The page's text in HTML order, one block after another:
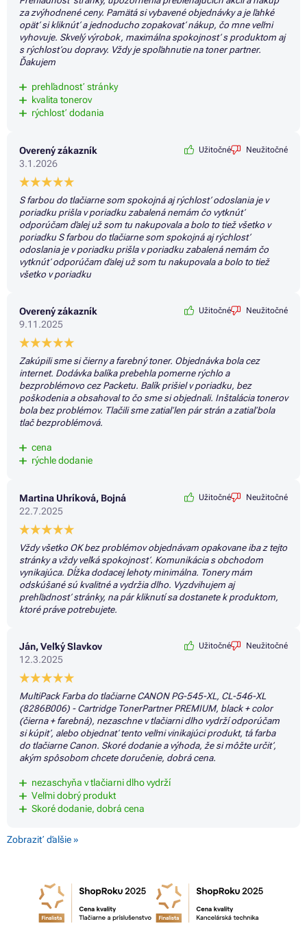
za zvýhodnené ceny. Pamätá si vybavené objednávky a je ľahké
opäť si kliknúť a jednoducho zopakovať nákup, čo mne veľmi
vyhovuje. Skvelý výrobok, maximálna spokojnosť s produktom aj
s rýchlosťou dopravy. Vždy je spoľahnutie na toner partner.
Ďakujem
prehľadnosť stránky
kvalita tonerov
rýchlosť dodania
Overený zákazník
3.1.2026
Užitočné Neužitočné
S farbou do tlačiarne som spokojná aj rýchlosť odoslania je v
poriadku prišla v poriadku zabalená nemám čo vytknúť
odporúčam ďalej už som tu nakupovala a bolo to tiež všetko v
poriadku S farbou do tlačiarne som spokojná aj rýchlosť
odoslania je v poriadku prišla v poriadku zabalená nemám čo
vytknúť odporúčam ďalej už som tu nakupovala a bolo to tiež
všetko v poriadku
Overený zákazník
9.11.2025
Užitočné Neužitočné
Zakúpili sme si čierny a farebný toner. Objednávka bola cez
internet. Dodávka balíka prebehla pomerne rýchlo a
bezproblémovo cez Packetu. Balík prišiel v poriadku, bez
poškodenia a obsahoval to čo sme si objednali. Inštalácia tonerov
bola bez problémov. Tlačili sme zatiaľ len pár strán a zatiaľ bola
tlač bezproblémová.
cena
rýchle dodanie
Martina Uhríková, Bojná
22.7.2025
Užitočné Neužitočné
Vždy všetko OK bez problémov objednávam opakovane iba z tejto
stránky a vždy veľká spokojnosť. Komunikácia s obchodom
vynikajúca. Dĺžka dodacej lehoty minimálna. Tonery mám
odskúšané sú kvalitné a vydržia dlho. Vyzdvihujem aj
prehľadnosť stránky, na pár kliknutí sa dostanete k produktom,
ktoré práve potrebujete.
Ján, Veľký Slavkov
12.3.2025
Užitočné Neužitočné
MultiPack Farba do tlačiarne CANON PG-545-XL, CL-546-XL
(8286B006) - Cartridge TonerPartner PREMIUM, black + color
(čierna + farebná), nezaschne v tlačiarni dlho vydrží odporúčam
si kúpiť, alebo objednať tento veľmi vinikajúci produkt, tá farba
do tlačiarne Canon. Skoré dodanie a výhoda, že si môžte určiť,
akým spôsobom chcete doručenie, dobrá cena.
nezaschyňa v tlačiarni dlho vydrží
Veľmi dobrý produkt
Skoré dodanie, dobrá cena
Zobraziť ďalšie »